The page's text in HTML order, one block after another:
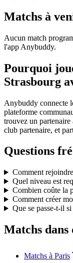
Matchs à
Aucun match
l'app Anybuddy.
Pourquoi
Strasbourg
Anybuddy connecte
plateforme
trouvez un partenaire
club partenaire, et
Questions
Comment
Quel niveau est
Combien coûte la
Comment créer
Que se passe-t-il
Matchs
Matchs à Paris